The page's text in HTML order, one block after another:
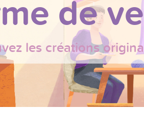
de
les créations